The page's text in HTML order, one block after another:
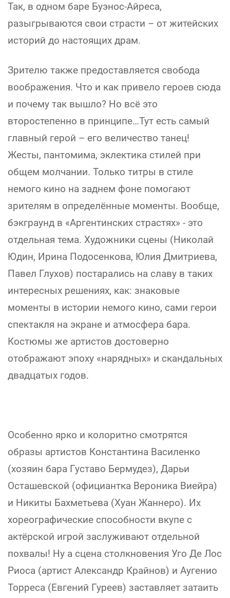
Так, в одном баре Буэнос-Айреса,
разыгрываются свои страсти – от житейских
историй до настоящих драм.
Зрителю также предоставляется свобода
воображения. Что и как привело героев сюда
и почему так вышло? Но всё это
второстепенно в принципе…Тут есть самый
главный герой – его величество танец!
Жесты, пантомима, эклектика стилей при
общем молчании. Только титры в стиле
немого кино на заднем фоне помогают
зрителям в определённые моменты. Вообще,
бэкграунд в «Аргентинских страстях» - это
отдельная тема. Художники сцены (Николай
Юдин, Ирина Подосенкова, Юлия Дмитриева,
Павел Глухов) постарались на славу в таких
интересных решениях, как: знаковые
моменты в истории немого кино, сами герои
спектакля на экране и атмосфера бара.
Костюмы же артистов достоверно
отображают эпоху «нарядных» и скандальных
двадцатых годов.
Особенно ярко и колоритно смотрятся
образы артистов Константина Василенко
(хозяин бара Густаво Бермудез), Дарьи
Осташевской (официантка Вероника Виейра)
и Никиты Бахметьева (Хуан Жаннеро). Их
хореографические способности вкупе с
актёрской игрой заслуживают отдельной
похвалы! Ну а сцена столкновения Уго Де Лос
Риоса (артист Александр Крайнов) и Аугенио
Торреса (Евгений Гуреев) заставляет затаить